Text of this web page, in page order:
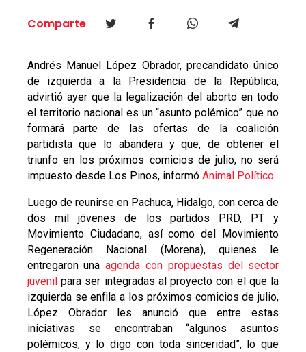
Comparte
Andrés Manuel López Obrador, precandidato único
de izquierda a la Presidencia de la República,
advirtió ayer que la legalización del aborto en todo
el territorio nacional es un “asunto polémico” que no
formará parte de las ofertas de la coalición
partidista que lo abandera y que, de obtener el
triunfo en los próximos comicios de julio, no será
impuesto desde Los Pinos, informó Animal Político.
Luego de reunirse en Pachuca, Hidalgo, con cerca de
dos mil jóvenes de los partidos PRD, PT y
Movimiento Ciudadano, así como del Movimiento
Regeneración Nacional (Morena), quienes le
entregaron unaagenda con propuestas del sector
juvenil para ser integradas al proyecto con el que la
izquierda se enfila a los próximos comicios de julio,
López Obrador les anunció que entre estas
iniciativas se encontraban “algunos asuntos
polémicos, y lo digo con toda sinceridad”, lo que